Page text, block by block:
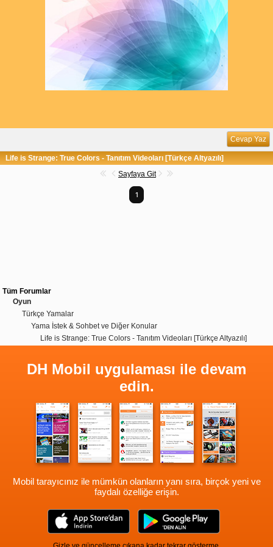
Cevap Yaz
Life is Strange: True Colors - Tanıtım Videoları [Türkçe Altyazılı]
Sayfaya Git
1
Tüm Forumlar
Oyun
Türkçe Yamalar
Yama İstek & Sohbet ve Diğer Konular
Life is Strange: True Colors - Tanıtım Videoları [Türkçe Altyazılı]
DH Mobil uygulaması ile devam
edin.
Mobil tarayıcınız ile mümkün olanların yanı sıra, birçok yeni ve
faydalı özelliğe erişin.